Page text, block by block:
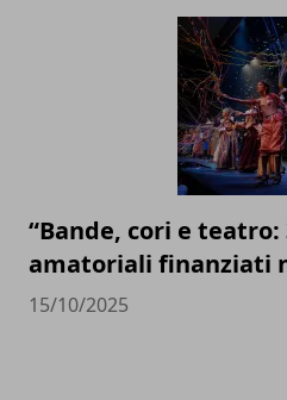
“Bande, cori e
amatoriali finanziati
15/10/2025